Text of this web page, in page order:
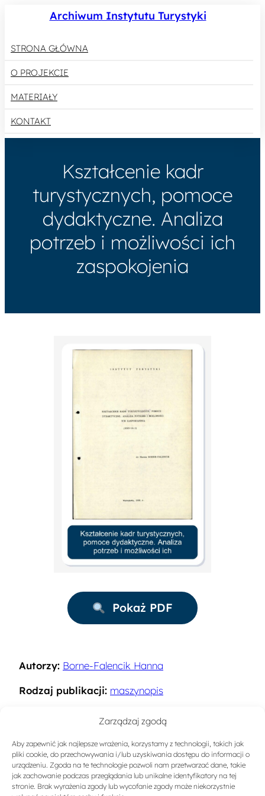
Zarządzaj zgodą
Aby zapewnić jak najlepsze wrażenia, korzystamy z technologii, takich jak
pliki cookie, do przechowywania i/lub uzyskiwania dostępu do informacji o
urządzeniu. Zgoda na te technologie pozwoli nam przetwarzać dane, takie
jak zachowanie podczas przeglądania lub unikalne identyfikatory na tej
stronie. Brak wyrażenia zgody lub wycofanie zgody może niekorzystnie
Archiwum Instytutu Turystyki
STRONA GŁÓWNA
O PROJEKCIE
MATERIAŁY
KONTAKT
Kształcenie kadr
turystycznych, pomoce
dydaktyczne. Analiza
potrzeb i możliwości ich
zaspokojenia
Pokaż PDF
Autorzy: Borne-Falencik Hanna
Rodzaj publikacji: maszynopis
Miejsce wydania: Warszawa
Słowa kluczowe: Kadry w turystyce
Sygnatura:A-1219